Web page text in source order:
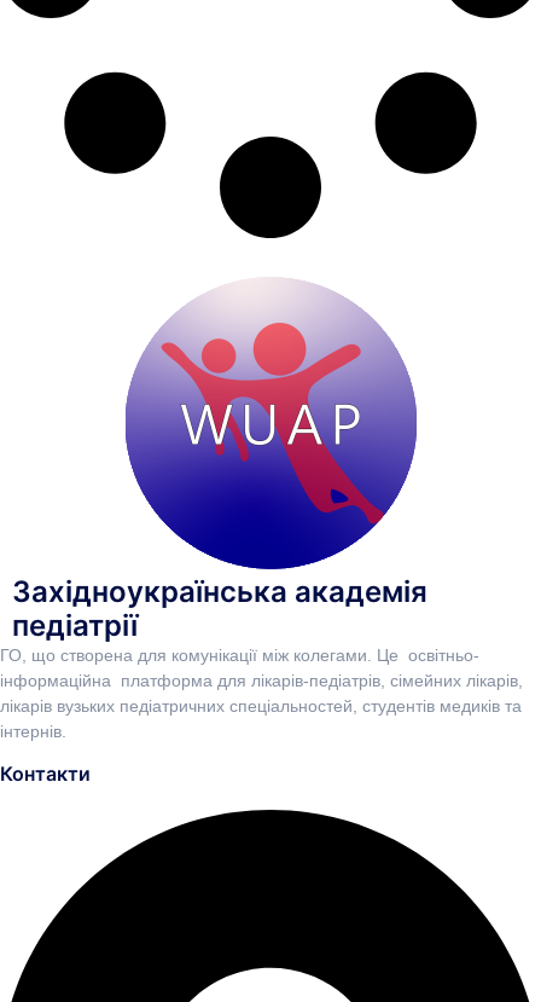
Західноукраїнська академія
педіатрії
ГО, що створена для комунікації між колегами. Це освітньо-
інформаційна платформа для лікарів-педіатрів, сімейних лікарів,
лікарів вузьких педіатричних спеціальностей, студентів медиків та
інтернів.
Контакти